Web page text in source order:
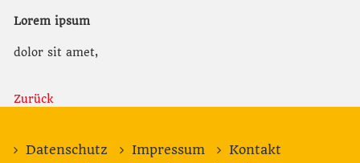
Lorem ipsum
dolor sit amet,
Zurück
Datenschutz Impressum
Kontakt